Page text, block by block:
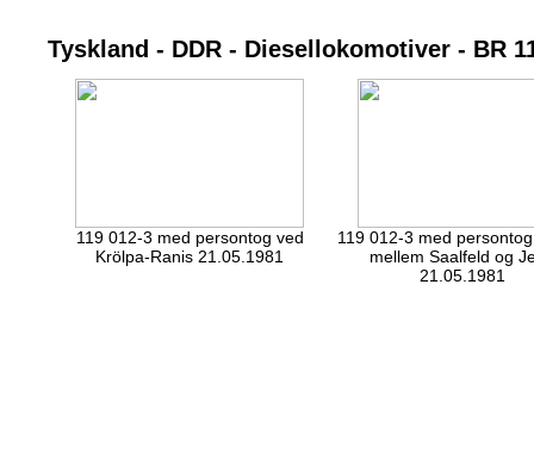
Tyskland - DDR - Diesellokomotiver - BR
119 012-3 med persontog ved
Krölpa-Ranis 21.05.1981
119 012-3 med
mellem Saalfeld og
21.05.1981